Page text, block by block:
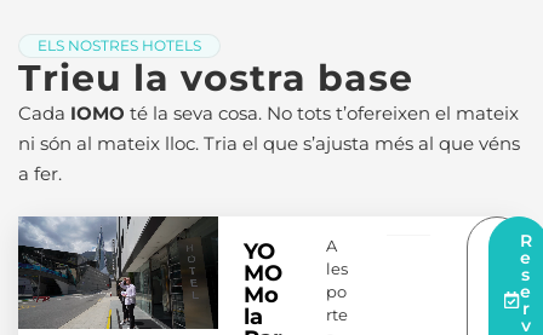
ELS NOSTRES HOTELS
Trieu la vostra base
Cada IOMO té la seva cosa. No tots t’ofereixen el mateix
ni són al mateix lloc. Tria el que s’ajusta més al que véns
a fer.
YO
MO
Mo
la
A
les
po
rte
S
r-
R
e
s
e
r
v